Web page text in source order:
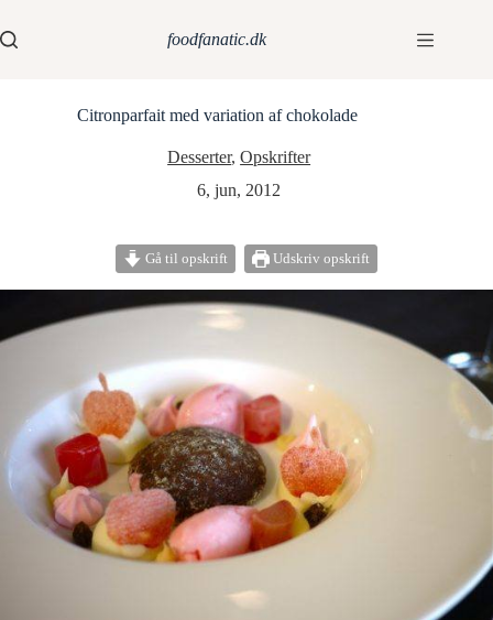
foodfanatic.dk
Citronparfait med variation af chokolade
Desserter,Opskrifter
6, jun, 2012
Gå til opskrift Udskriv opskrift